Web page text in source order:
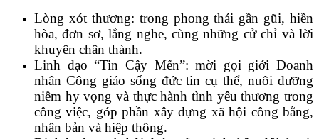
Lòng xót thương: trong phong thái gần gũi, hiền
hòa, đơn sơ, lắng nghe, cùng những cử chỉ và lời
khuyên chân thành.
Linh đạo “Tin Cậy Mến”: mời gọi giới Doanh
nhân Công giáo sống đức tin cụ thể, nuôi dưỡng
niềm hy vọng và thực hành tình yêu thương trong
công việc, góp phần xây dựng xã hội công bằng,
nhân bản và hiệp thông.